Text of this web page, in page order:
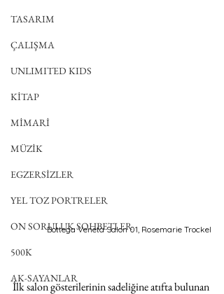
TASARIM
ÇALIŞMA
UNLIMITED KIDS
KİTAP
MİMARİ
MÜZİK
EGZERSİZLER
YEL TOZ PORTRELER
ON SORULUK SOHBETLER
500K
AK-SAYANLAR
Bottega Veneta Salon 01, Rosemarie Trockel
İlk salon gösterilerinin sadeliğine atıfta bulunan